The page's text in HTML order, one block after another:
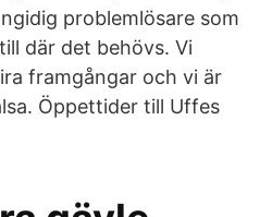
problemlösare som
där det behövs. Vi
framgångar och vi är
Öppettider till Uffes